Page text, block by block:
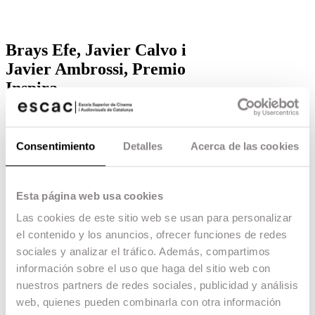
Consentimiento Detalles Acerca de las cookies
Esta página web usa cookies
Las cookies de este sitio web se usan para personalizar
el contenido y los anuncios, ofrecer funciones de redes
sociales y analizar el tráfico. Además, compartimos
información sobre el uso que haga del sitio web con
nuestros partners de redes sociales, publicidad y análisis
web, quienes pueden combinarla con otra información
Brays Efe, Javier Calvo i
Javier Ambrossi, Premio
Inspira
El Premi Inspira dels Premis Proyecta recau
aquest any en Brays Efe, Javier Calvo i Javier
Ambrossi per la seva innovadora visió del
06.06.18 -Escac Studio,
L’organització delsPremios Proyecta
Premi Inspira
en els artistesJavier Ambrossi, Javier Calvo i
Brays Efe. Els alumnes de Film Business de
l’ESCAC, que participen en l’organització dels
premis, han volgut destacar la capacitat d’aquests
artistes a «fer créixer un projecte, arribant a un
públic ampli, amb una visió del màrqueting i la
promoció fresca, divertida i innovadora «.